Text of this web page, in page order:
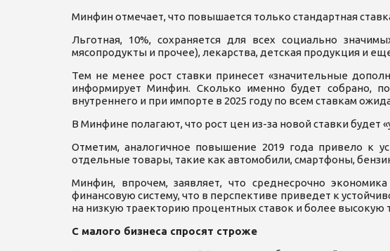
Минфин отмечает, что повышается только стандартная
Льготная, 10%, сохраняется для всех социально
мясопродукты и прочее), лекарства, детская продукция и
Тем не менее рост ставки принесет «значительные
информирует Минфин. Сколько именно будет собрано,
внутреннего и при импорте в 2025 году по всем ставкам
В Минфине полагают, что рост цен из-за новой ставки будет
Отметим, аналогичное повышение 2019 года привело к
отдельные товары, такие как автомобили, смартфоны,
Минфин, впрочем, заявляет, что среднесрочно
финансовую систему, что в перспективе приведет к
на низкую траекторию процентных ставок и более
С малого бизнеса спросят строже